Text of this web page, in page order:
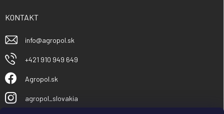
KONTAKT
info@agropol.sk
+421 910 949 649
Agropol.sk
agropol_slovakia